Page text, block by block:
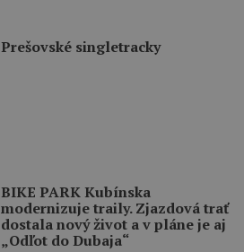
Prešovské singletracky
BIKE PARK Kubínska
modernizuje traily. Zjazdová trať
dostala nový život a v pláne je aj
„Odľot do Dubaja“